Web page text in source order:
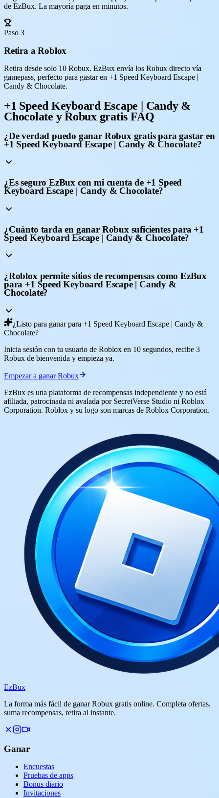
de EzBux. La mayoría paga en minutos.
Paso 3
Retira a Roblox
Retira desde solo 10 Robux. EzBux envía los Robux directo vía
gamepass, perfecto para gastar en +1 Speed Keyboard Escape |
Candy & Chocolate.
+1 Speed Keyboard Escape | Candy &
Chocolate y Robux gratis FAQ
¿De verdad puedo ganar Robux gratis para gastar en
+1 Speed Keyboard Escape | Candy & Chocolate?
¿Es seguro EzBux con mi cuenta de +1 Speed
Keyboard Escape | Candy & Chocolate?
¿Cuánto tarda en ganar Robux suficientes para +1
Speed Keyboard Escape | Candy & Chocolate?
¿Roblox permite sitios de recompensas como EzBux
para +1 Speed Keyboard Escape | Candy &
Chocolate?
¿Listo para ganar para +1 Speed Keyboard Escape | Candy &
Chocolate?
Inicia sesión con tu usuario de Roblox en 10 segundos, recibe 3
Robux de bienvenida y empieza ya.
Empezar a ganar Robux
EzBux es una plataforma de recompensas independiente y no está
afiliada, patrocinada ni avalada por SecretVerse Studio ni Roblox
Corporation. Roblox y su logo son marcas de Roblox Corporation.
EzBux
La forma más fácil de ganar Robux gratis online. Completa ofertas,
suma recompensas, retira al instante.
Ganar
Encuestas
Pruebas de apps
Bonus diario
Invitaciones